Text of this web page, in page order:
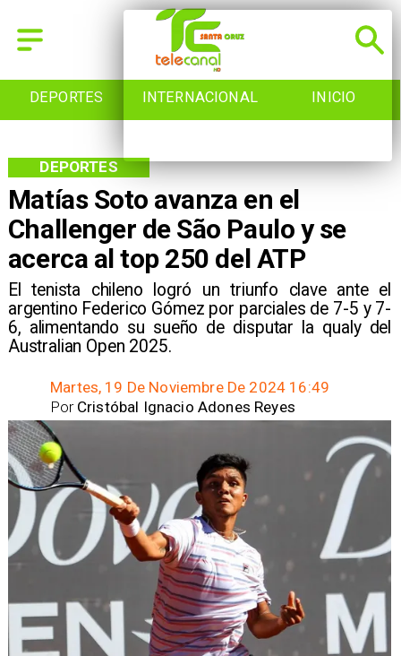
DEPORTES INTERNACIONAL INICIO
Matías Soto avanza en el
Challenger de São Paulo y se
acerca al top 250 del ATP
El tenista chileno logró un triunfo clave ante el
argentino Federico Gómez por parciales de 7-5 y 7-
6, alimentando su sueño de disputar la qualy del
Australian Open 2025.
DEPORTES
Martes, 19 De Noviembre De 2024 16:49
Cristóbal Ignacio Adones Reyes
Por